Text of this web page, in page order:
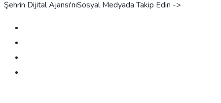
Şehrin Dijital Ajansı'nıSosyal Medyada Takip Edin ->